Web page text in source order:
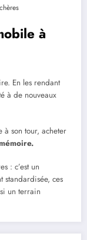
à
En les rendant
à de nouveaux
à son tour, acheter
: c’est un
standardisée, ces
un terrain